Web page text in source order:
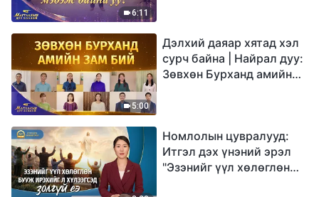
6:11
5:00
Дэлхий даяар хятад хэл
сурч байна | Найрал дуу:
Зөвхөн Бурханд амийн
Номлолын цувралууд:
Итгэл дэх үнэний эрэл
"Эзэнийг үүл хөлөглөн